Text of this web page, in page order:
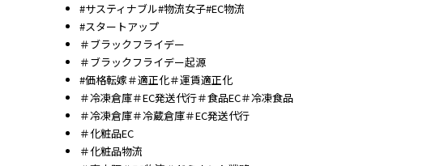
#サスティナブル#物流女子#EC物流
#スタートアップ
＃ブラックフライデー
＃ブラックフライデー起源
#価格転嫁＃適正化＃運賃適正化
＃冷凍倉庫＃EC発送代行＃食品EC＃冷凍食品
＃冷凍倉庫＃冷蔵倉庫＃EC発送代行
＃化粧品EC
＃化粧品物流